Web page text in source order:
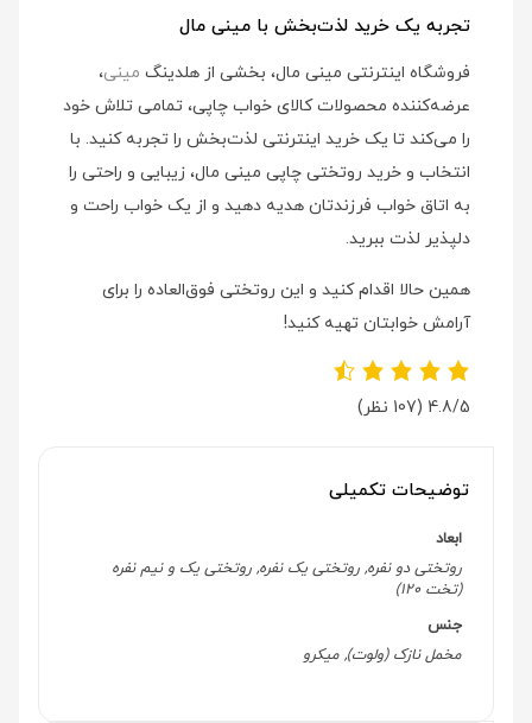
تجربه یک خرید لذت‌بخش با مینی مال
فروشگاه اینترنتی مینی مال، بخشی از هلدینگ مینی،
عرضه‌کننده محصولات کالای خواب چاپی، تمامی تلاش خود
را می‌کند تا یک خرید اینترنتی لذت‌بخش را تجربه کنید. با
انتخاب و خرید روتختی چاپی مینی مال، زیبایی و راحتی را
به اتاق خواب فرزندتان هدیه دهید و از یک خواب راحت و
دلپذیر لذت ببرید.
همین حالا اقدام کنید و این روتختی فوق‌العاده را برای
آرامش خوابتان تهیه کنید!
4.8/5 (107 نظر)
توضیحات تکمیلی
ابعاد
روتختی دو نفره, روتختی یک نفره, روتختی یک و نیم نفره
(تخت 120)
جنس
مخمل نازک (ولوت), میکرو